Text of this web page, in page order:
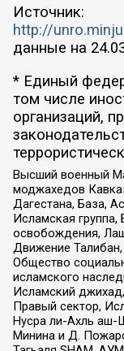
Источник:
http://
данные на
* Единый
том числе
организаций,
Высший военный
моджахедов
Дагестана, База,
Исламская группа,
освобождения,
Движение Талибан,
Общество
исламского
Исламский
Правый сектор,
Нусра ли-Ахль аш-
Минина и Д.